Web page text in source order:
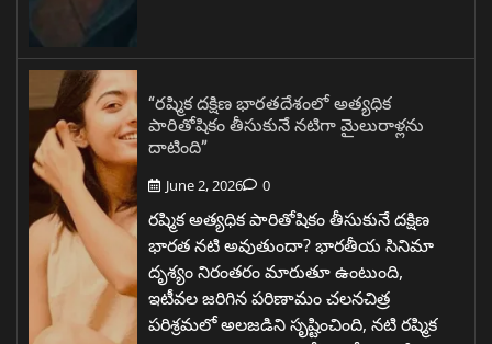
“రష్మిక దక్షిణ భారతదేశంలో అత్యధిక
పారితోషికం తీసుకునే నటిగా మైలురాళ్లను
దాటింది”
June 2, 2026 0
రష్మిక అత్యధిక పారితోషికం తీసుకునే దక్షిణ
భారత నటి అవుతుందా? భారతీయ సినిమా
దృశ్యం నిరంతరం మారుతూ ఉంటుంది,
ఇటీవల జరిగిన పరిణామం చలనచిత్ర
పరిశ్రమలో అలజడిని సృష్టించింది, నటి రష్మిక